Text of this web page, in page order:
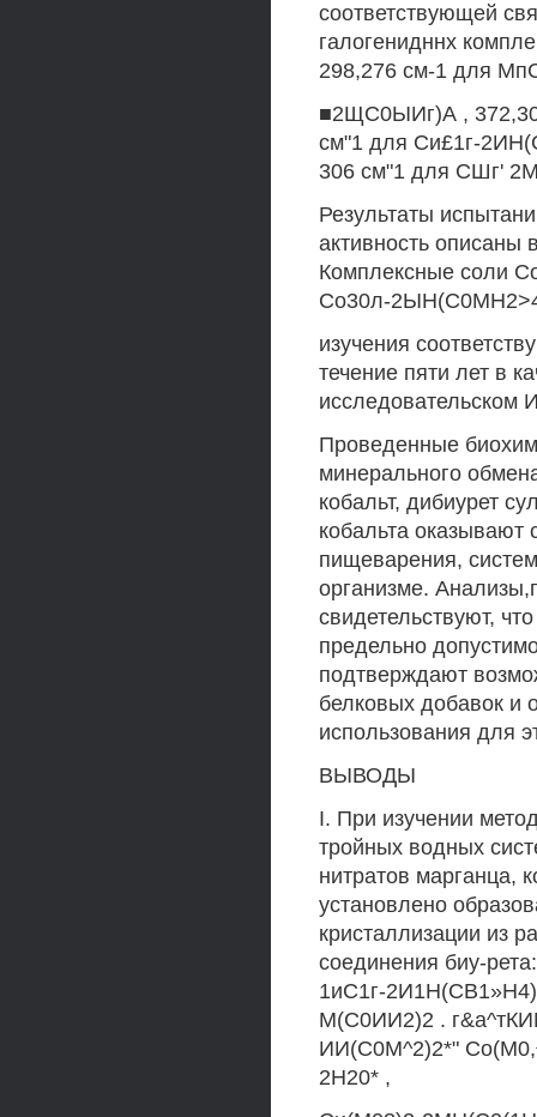
соответствующей
галогенидннх
298,276 см-1 для
■2ЩС0ЫИг)А ,
см"1 для Си£1г-
306 см"1 для СШг'
Результаты
активность описаны
Комплексные соли
Со30л-
изучения
течение пяти лет в
исследовательском
Проведенные
минерального
кобальт, дибиурет
кобальта
пищеварения,
организме.
свидетельствуют,
предельно
подтверждают
белковых добавок и
использования для
ВЫВОДЫ
I. При изучении
тройных водных
нитратов марганца,
установлено
кристаллизации из
соединения биу-
1иС1г-
М(С0ИИ2)2 .
ИИ(С0М^2)2*"
2Н20* ,